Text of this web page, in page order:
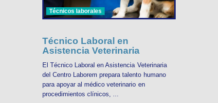
Técnicos laborales
Técnico Laboral en
Asistencia Veterinaria
El Técnico Laboral en Asistencia Veterinaria
del Centro Laborem prepara talento humano
para apoyar al médico veterinario en
procedimientos clínicos, ...